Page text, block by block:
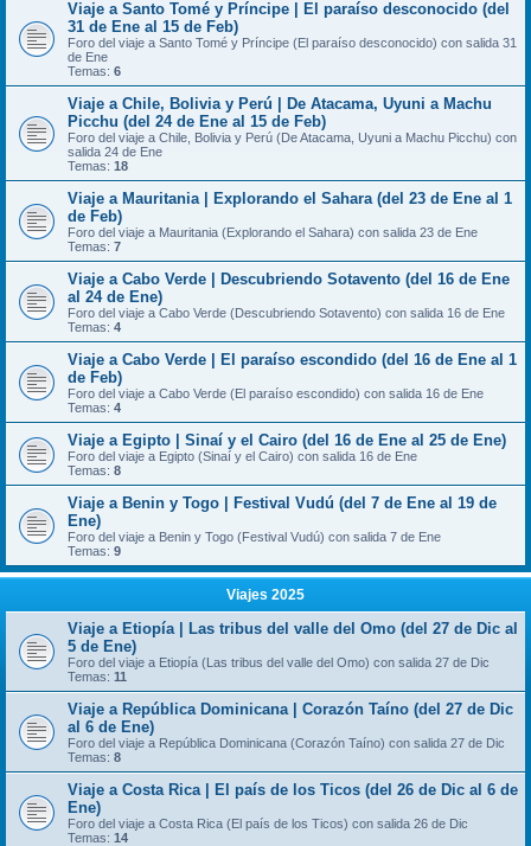
Viaje a Santo Tomé y Príncipe | El paraíso desconocido (del
31 de Ene al 15 de Feb)
Foro del viaje a Santo Tomé y Príncipe (El paraíso desconocido) con salida 31
de Ene
Temas: 6
Viaje a Chile, Bolivia y Perú | De Atacama, Uyuni a Machu
Picchu (del 24 de Ene al 15 de Feb)
Foro del viaje a Chile, Bolivia y Perú (De Atacama, Uyuni a Machu Picchu) con
salida 24 de Ene
Temas: 18
Viaje a Mauritania | Explorando el Sahara (del 23 de Ene al 1
de Feb)
Foro del viaje a Mauritania (Explorando el Sahara) con salida 23 de Ene
Temas: 7
Viaje a Cabo Verde | Descubriendo Sotavento (del 16 de Ene
al 24 de Ene)
Foro del viaje a Cabo Verde (Descubriendo Sotavento) con salida 16 de Ene
Temas: 4
Viaje a Cabo Verde | El paraíso escondido (del 16 de Ene al 1
de Feb)
Foro del viaje a Cabo Verde (El paraíso escondido) con salida 16 de Ene
Temas: 4
Viaje a Egipto | Sinaí y el Cairo (del 16 de Ene al 25 de Ene)
Foro del viaje a Egipto (Sinaí y el Cairo) con salida 16 de Ene
Temas: 8
Viaje a Benin y Togo | Festival Vudú (del 7 de Ene al 19 de
Ene)
Foro del viaje a Benin y Togo (Festival Vudú) con salida 7 de Ene
Temas: 9
Viajes 2025
Viaje a Etiopía | Las tribus del valle del Omo (del 27 de Dic al
5 de Ene)
Foro del viaje a Etiopía (Las tribus del valle del Omo) con salida 27 de Dic
Temas: 11
Viaje a República Dominicana | Corazón Taíno (del 27 de Dic
al 6 de Ene)
Foro del viaje a República Dominicana (Corazón Taíno) con salida 27 de Dic
Temas: 8
Viaje a Costa Rica | El país de los Ticos (del 26 de Dic al 6 de
Ene)
Foro del viaje a Costa Rica (El país de los Ticos) con salida 26 de Dic
Temas: 14